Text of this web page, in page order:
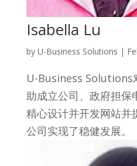
Isabella Lu
by U-Business Solutions |
U-Business Solutions
助成立公司、政府担保
精心设计并开发网站并
公司实现了稳健发展。